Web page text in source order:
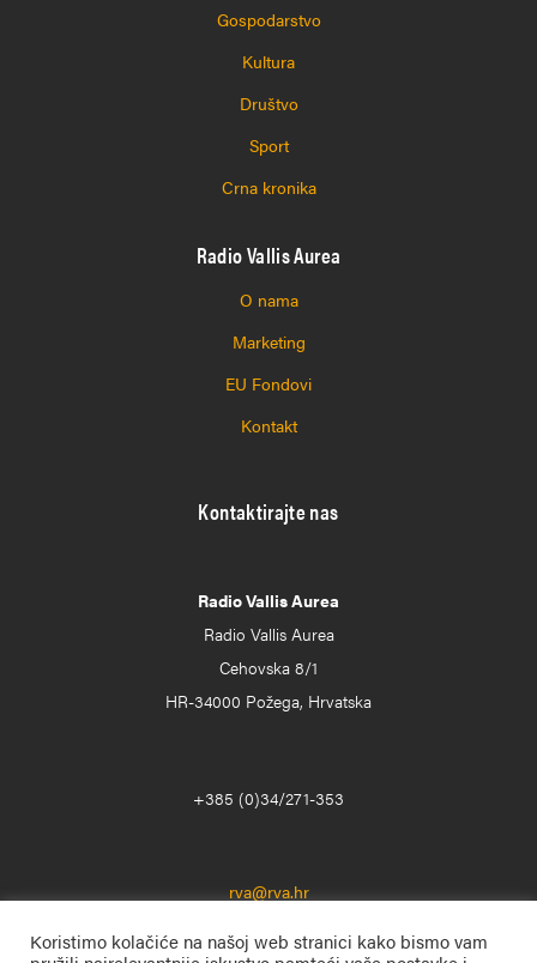
Gospodarstvo
Kultura
Društvo
Sport
Crna kronika
Radio Vallis Aurea
O nama
Marketing
EU Fondovi
Kontakt
Kontaktirajte nas
Radio Vallis Aurea
Radio Vallis Aurea
Cehovska 8/1
HR-34000 Požega, Hrvatska
+385 (0)34/271-353
rva@rva.hr
Koristimo kolačiće na našoj web stranici kako bismo vam